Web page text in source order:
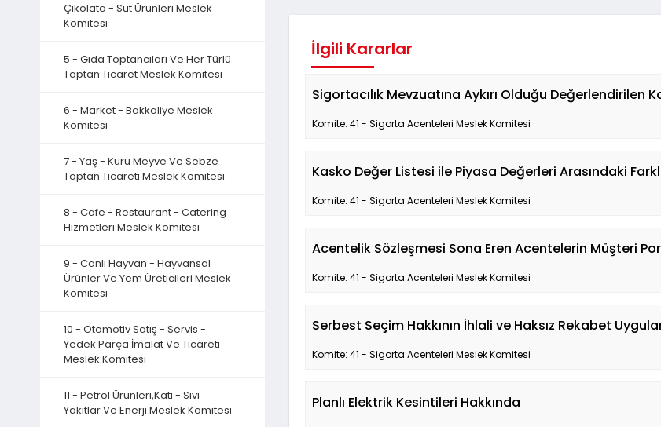
Çikolata - Süt Ürünleri Meslek
Komitesi
5 - Gıda Toptancıları Ve Her Türlü
Toptan Ticaret Meslek Komitesi
6 - Market - Bakkaliye Meslek
Komitesi
7 - Yaş - Kuru Meyve Ve Sebze
Toptan Ticareti Meslek Komitesi
8 - Cafe - Restaurant - Catering
Hizmetleri Meslek Komitesi
9 - Canlı Hayvan - Hayvansal
Ürünler Ve Yem Üreticileri Meslek
Komitesi
10 - Otomotiv Satış - Servis -
Yedek Parça İmalat Ve Ticareti
Meslek Komitesi
11 - Petrol Ürünleri,Katı - Sıvı
Yakıtlar Ve Enerji Meslek Komitesi
İlgili Kararlar
Sigortacılık Mevzuatına Aykırı Olduğu Değerlendirilen
Komite: 41 - Sigorta Acenteleri Meslek Komitesi
Kasko Değer Listesi ile Piyasa Değerleri Arasındaki
Komite: 41 - Sigorta Acenteleri Meslek Komitesi
Acentelik Sözleşmesi Sona Eren Acentelerin Müşteri
Komite: 41 - Sigorta Acenteleri Meslek Komitesi
Serbest Seçim Hakkının İhlali ve Haksız Rekabet
Komite: 41 - Sigorta Acenteleri Meslek Komitesi
Planlı Elektrik Kesintileri Hakkında